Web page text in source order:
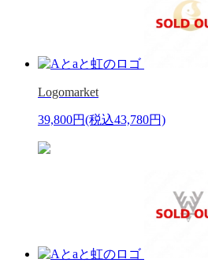
Logomarket
39,800円(税込43,780円)